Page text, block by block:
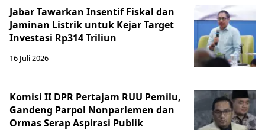
Jabar Tawarkan Insentif Fiskal dan
Jaminan Listrik untuk Kejar Target
Investasi Rp314 Triliun
16 Juli 2026
Komisi II DPR Pertajam RUU Pemilu,
Gandeng Parpol Nonparlemen dan
Ormas Serap Aspirasi Publik